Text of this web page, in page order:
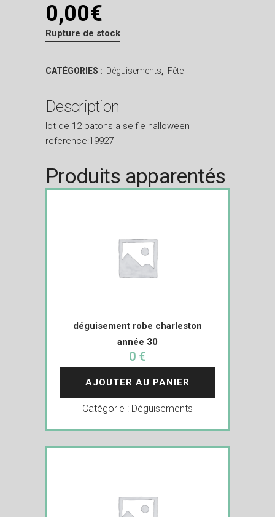
0,00€
Rupture de stock
CATÉGORIES : Déguisements, Fête
Description
lot de 12 batons a selfie halloween
reference:19927
Produits apparentés
déguisement robe charleston
année 30
0 €
AJOUTER AU PANIER
Catégorie : Déguisements